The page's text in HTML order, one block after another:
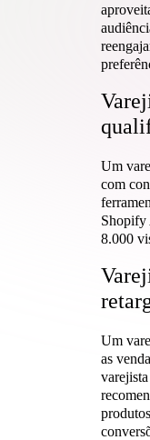
LinkedIn
Um
com
Shopify
8.000
Um
as